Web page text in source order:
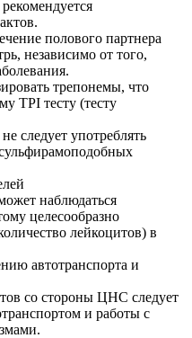
полового партнера
независимо от того,
трепонемы, что
TPI тесту (тесту
следует употреблять
наблюдаться
целесообразно
лейкоцитов) в
автотранспорта и
со стороны ЦНС следует
и работы с